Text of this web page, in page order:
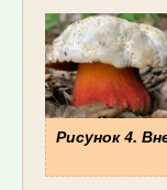
Рисунок 4.